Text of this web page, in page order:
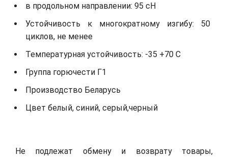
в продольном направлении: 95 сН
Устойчивость к многократному изгибу: 50
циклов, не менее
Температурная устойчивость: -35 +70 С
Группа горючести Г1
Производство Беларусь
Цвет белый, синий, серый,черный
Не подлежат обмену и возврату товары,